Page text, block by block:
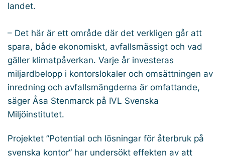
landet.
– Det här är ett område där det verkligen går att
spara, både ekonomiskt, avfallsmässigt och vad
gäller klimatpåverkan. Varje år investeras
miljardbelopp i kontorslokaler och omsättningen av
inredning och avfallsmängderna är omfattande,
säger Åsa Stenmarck på IVL Svenska
Miljöinstitutet.
Projektet ”Potential och lösningar för återbruk på
svenska kontor” har undersökt effekten av att